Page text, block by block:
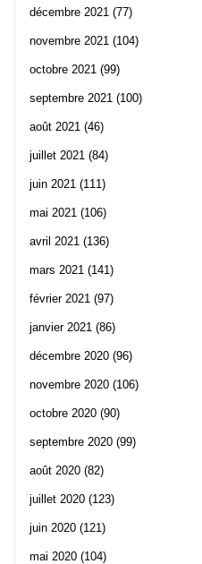
décembre 2021 (77)
novembre 2021 (104)
octobre 2021 (99)
septembre 2021 (100)
août 2021 (46)
juillet 2021 (84)
juin 2021 (111)
mai 2021 (106)
avril 2021 (136)
mars 2021 (141)
février 2021 (97)
janvier 2021 (86)
décembre 2020 (96)
novembre 2020 (106)
octobre 2020 (90)
septembre 2020 (99)
août 2020 (82)
juillet 2020 (123)
juin 2020 (121)
mai 2020 (104)